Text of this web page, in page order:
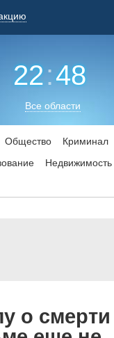
22:48
Все области
Общество
Криминал
Недвижимость
о